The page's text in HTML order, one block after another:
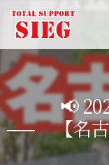
📢
【名